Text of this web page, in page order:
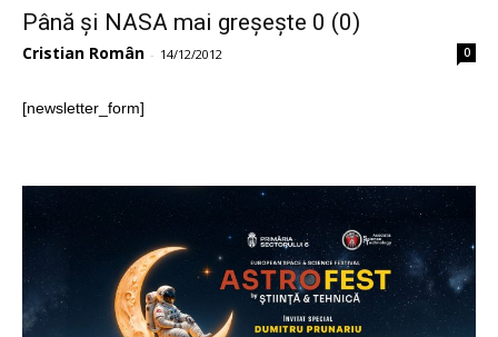
Până și NASA mai greșește 0 (0)
Cristian Român - 14/12/2012 0
[newsletter_form]